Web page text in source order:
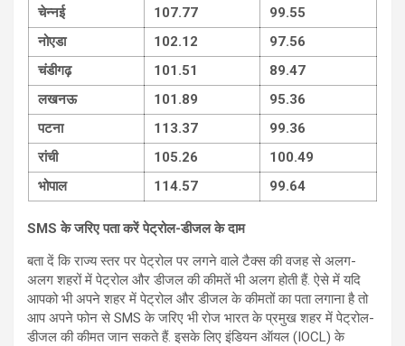
चेन्नई
107.77
99.55
नोएडा
102.12
97.56
चंडीगढ़
101.51
89.47
लखनऊ
101.89
95.36
पटना
113.37
99.36
रांची
105.26
100.49
भोपाल
114.57 99.64
SMSके जरिए पता करें पेट्रोल-डीजल के दाम
बता दें कि राज्य स्तर पर पेट्रोल पर लगने वाले टैक्स की वजह से अलग-
अलग शहरों में पेट्रोल और डीजल की कीमतें भी अलग होती हैं. ऐसे में यदि
आपको भी अपने शहर में पेट्रोल और डीजल के कीमतों का पता लगाना है तो
आप अपने फोन से SMS के जरिए भी रोज भारत के प्रमुख शहर में पेट्रोल-
डीजल की कीमत जान सकते हैं. इसके लिए इंडियन ऑयल (IOCL) के